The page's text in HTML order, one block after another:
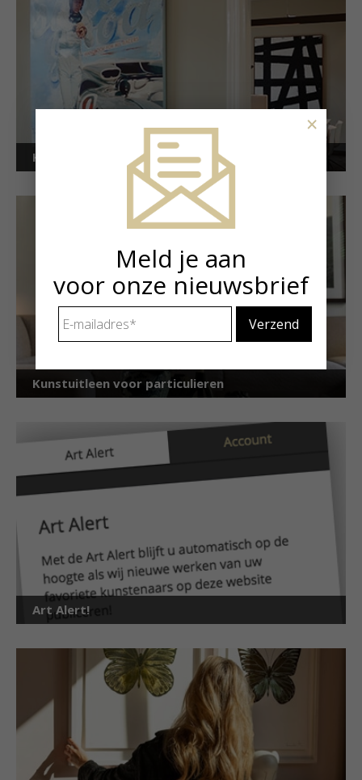
Kunstuitleen voor bedrijven
Kunstuitleen voor particulieren
Art Alert!
Meld je aan
voor onze nieuwsbrief
mailadres *
×